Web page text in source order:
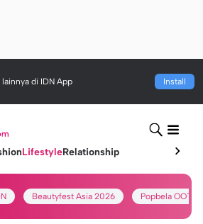
lainnya di IDN App Install
LifestyleRelationship
Beautyfest Asia 2026 Popbela OOTD